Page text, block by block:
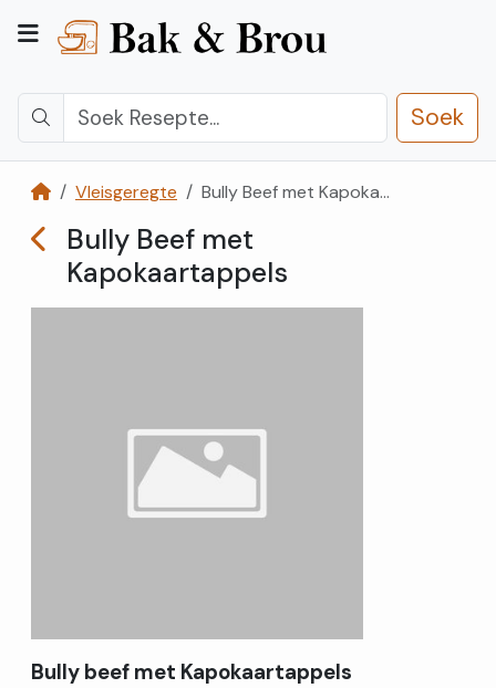
Soek
Kategorieë
Vleisgeregte Bully Beef met Kapokaartappels
Bully Beef met
Kapokaartappels
Bully beef met Kapokaartappels